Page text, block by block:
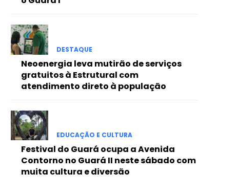
DESTAQUE
Neoenergia leva mutirão de serviços
gratuitos à Estrutural com
atendimento direto à população
EDUCAÇÃO E CULTURA
Festival do Guará ocupa a Avenida
Contorno no Guará II neste sábado com
muita cultura e diversão